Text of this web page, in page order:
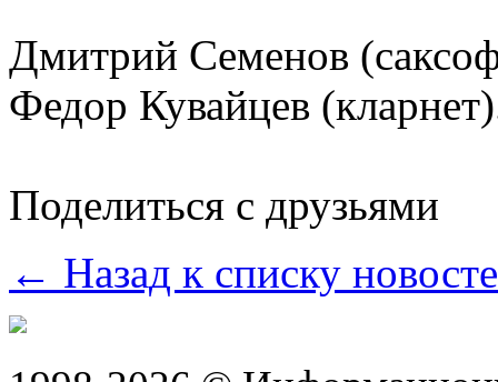
Дмитрий Семенов
Федор Кувайцев
Поделиться с друзьями
← Назад к списку